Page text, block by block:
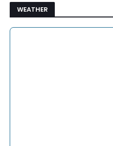
WEATHER